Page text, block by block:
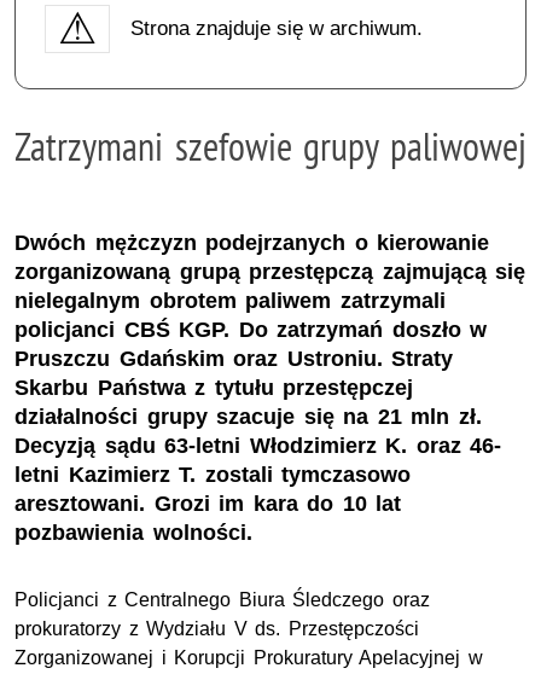
Strona znajduje się w archiwum.
Zatrzymani szefowie grupy paliwowej
Dwóch mężczyzn podejrzanych o kierowanie
zorganizowaną grupą przestępczą zajmującą się
nielegalnym obrotem paliwem zatrzymali
policjanci CBŚ KGP. Do zatrzymań doszło w
Pruszczu Gdańskim oraz Ustroniu. Straty
Skarbu Państwa z tytułu przestępczej
działalności grupy szacuje się na 21 mln zł.
Decyzją sądu 63-letni Włodzimierz K. oraz 46-
letni Kazimierz T. zostali tymczasowo
aresztowani. Grozi im kara do 10 lat
pozbawienia wolności.
Policjanci z Centralnego Biura Śledczego oraz
prokuratorzy z Wydziału V ds. Przestępczości
Zorganizowanej i Korupcji Prokuratury Apelacyjnej w